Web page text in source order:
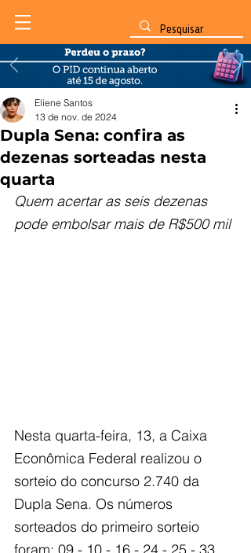
Dupla Sena: confira as
dezenas sorteadas nesta
quarta
Eliene Santos
13 de nov. de 2024
Quem acertar as seis dezenas
pode embolsar mais de R$500 mil
Nesta quarta-feira, 13, a Caixa
Econômica Federal realizou o
sorteio do concurso 2.740 da
Dupla Sena. Os números
sorteados do primeiro sorteio